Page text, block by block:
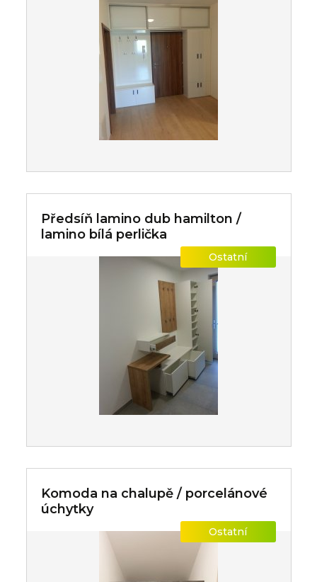
Předsíň lamino dub hamilton /
lamino bílá perlička
Ostatní
Komoda na chalupě / porcelánové
úchytky
Ostatní